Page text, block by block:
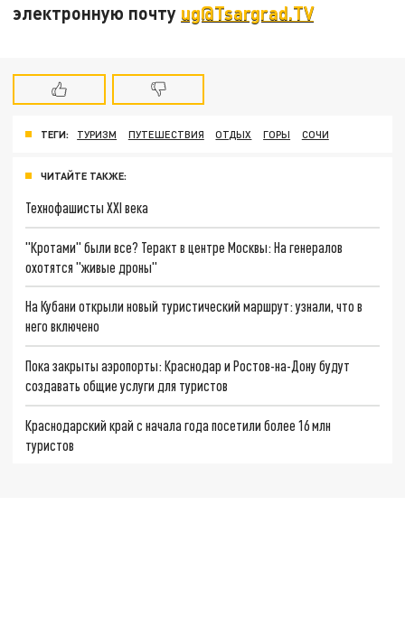
электронную почту ug@Tsargrad.TV
ТЕГИ: ТУРИЗМ ПУТЕШЕСТВИЯ ОТДЫХ ГОРЫ СОЧИ
ЧИТАЙТЕ ТАКЖЕ:
Технофашисты XXI века
"Кротами" были все? Теракт в центре Москвы: На генералов
охотятся "живые дроны"
На Кубани открыли новый туристический маршрут: узнали, что в
него включено
Пока закрыты аэропорты: Краснодар и Ростов-на-Дону будут
создавать общие услуги для туристов
Краснодарский край с начала года посетили более 16 млн
туристов